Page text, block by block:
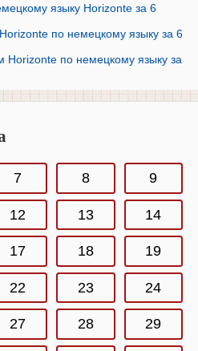
языку Horizonte за 6
по немецкому языку за 6
Horizonte по немецкому языку за
7 8 9
12 13 14
17 18 19
22 23 24
27 28 29